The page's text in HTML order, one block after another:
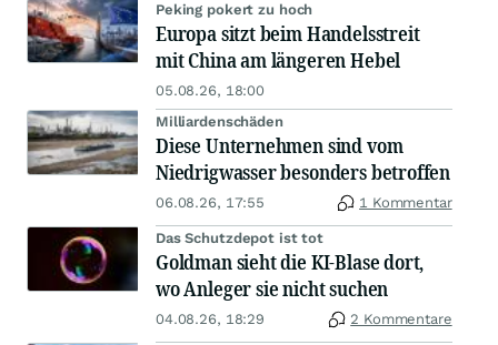
Peking pokert zu hoch
Europa sitzt beim Handelsstreit
mit China am längeren Hebel
05.08.26, 18:00
Milliardenschäden
Diese Unternehmen sind vom
Niedrigwasser besonders betroffen
06.08.26, 17:55 1 Kommentar
Das Schutzdepot ist tot
Goldman sieht die KI-Blase dort,
wo Anleger sie nicht suchen
04.08.26, 18:29 2 Kommentare